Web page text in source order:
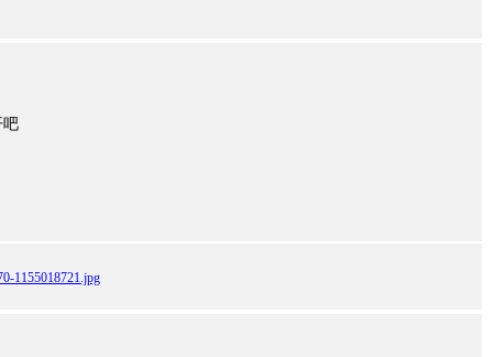
吧
1155018721.jpg